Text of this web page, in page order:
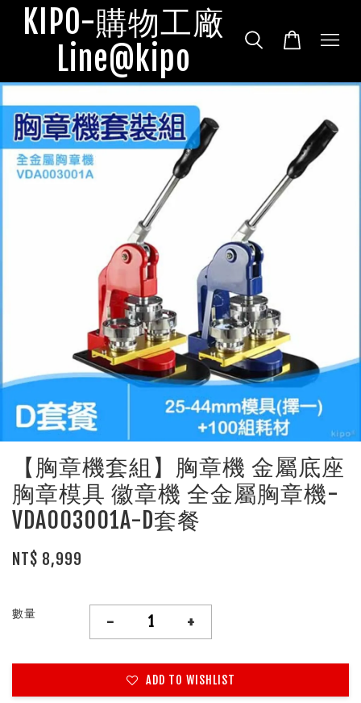
KIPO-購物工廠
Line@kipo
【胸章機套組】胸章機 金屬底座
胸章模具 徽章機 全金屬胸章機-
VDA003001A-D套餐
NT$ 8,999
數量 - +
ADD TO WISHLIST